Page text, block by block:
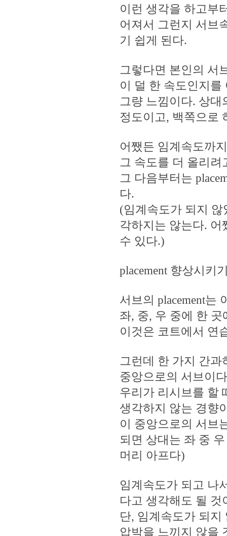
이런 생각을 하고부
어져서 그런지 서브
기 쉽게 된다.
그렇다면 본인의 서
이 덜 한 속도인지를
그량 느낌이다. 상
정도이고, 백쪽으로
어쨌든 임계속도까
그 속도를 더 올리
그 다음부터는
다.
(임계속도가 되지 않
각하지는 않는다.
수 있다.)
placement 향상시키
서브의 placement는
좌, 중, 우 중에 한
이것은 코트에서 연
그런데 한 가지 간
중앙으로의 서브이
우리가 리시브를 할
생각하지 않는 경향
이 중앙으로의 서브
되면 상대는 좌 중
머리 아프다)
임계속도가 되고 나
다고 생각해도 될 것
단, 임계속도가 되지
압박을 느끼지 않을